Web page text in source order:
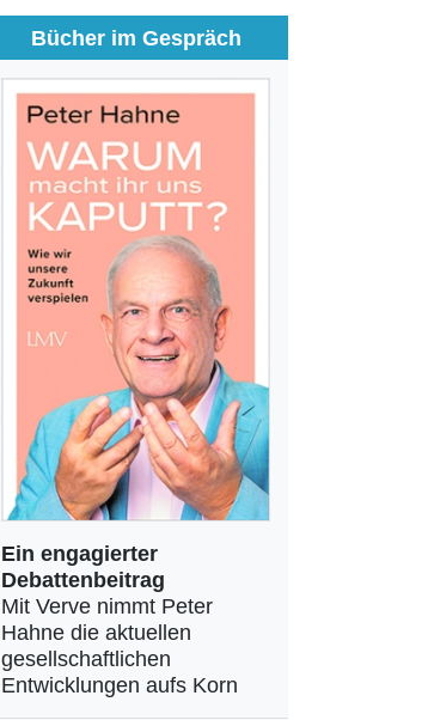
Bücher im Gespräch
Ein engagierter
Debattenbeitrag
Mit Verve nimmt Peter
Hahne die aktuellen
gesellschaftlichen
Entwicklungen aufs Korn